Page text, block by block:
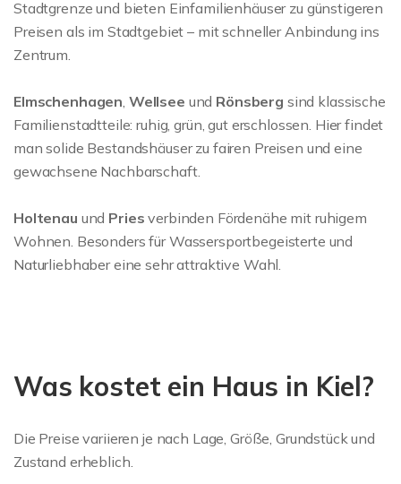
Stadtgrenze und bieten Einfamilienhäuser zu günstigeren
Preisen als im Stadtgebiet – mit schneller Anbindung ins
Zentrum.
Elmschenhagen, Wellsee und Rönsberg sind klassische
Familienstadtteile: ruhig, grün, gut erschlossen. Hier findet
man solide Bestandshäuser zu fairen Preisen und eine
gewachsene Nachbarschaft.
Holtenau und Pries verbinden Fördenähe mit ruhigem
Wohnen. Besonders für Wassersportbegeisterte und
Naturliebhaber eine sehr attraktive Wahl.
Was kostet ein Haus in Kiel?
Die Preise variieren je nach Lage, Größe, Grundstück und
Zustand erheblich.